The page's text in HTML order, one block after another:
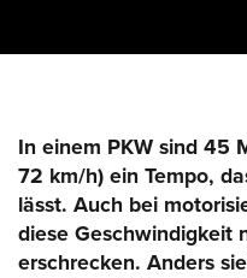
In einem PKW sind 45
72 km/h) ein Tempo,
lässt. Auch bei
diese Geschwindigkeit
erschrecken. Anders